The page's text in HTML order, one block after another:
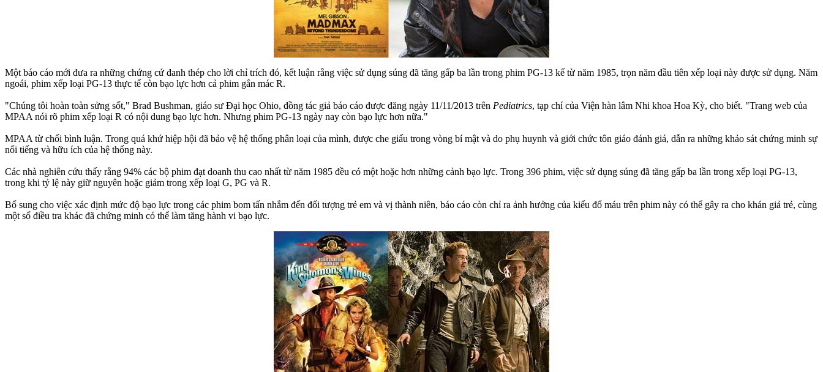
Một báo cáo mới đưa ra những chứng cứ đanh thép cho lời chỉ trích đó, kết luận rằng việc sử dụng súng đã tăng gấp ba lần trong phim PG-13 kể từ năm 1985, trọn năm đầu tiên xếp loại này được sử dụng. Năm
ngoái, phim xếp loại PG-13 thực tế còn bạo lực hơn cả phim gắn mác R.
"Chúng tôi hoàn toàn sửng sốt," Brad Bushman, giáo sư Đại học Ohio, đồng tác giả báo cáo được đăng ngày 11/11/2013 trên Pediatrics, tạp chí của Viện hàn lâm Nhi khoa Hoa Kỳ, cho biết. "Trang web của
MPAA nói rõ phim xếp loại R có nội dung bạo lực hơn. Nhưng phim PG-13 ngày nay còn bạo lực hơn nữa."
MPAA từ chối bình luận. Trong quá khứ hiệp hội đã bảo vệ hệ thống phân loại của mình, được che giấu trong vòng bí mật và do phụ huynh và giới chức tôn giáo đánh giá, dẫn ra những khảo sát chứng minh sự
nổi tiếng và hữu ích của hệ thống này.
Các nhà nghiên cứu thấy rằng 94% các bộ phim đạt doanh thu cao nhất từ năm 1985 đều có một hoặc hơn những cảnh bạo lực. Trong 396 phim, việc sử dụng súng đã tăng gấp ba lần trong xếp loại PG-13,
trong khi tỷ lệ này giữ nguyên hoặc giảm trong xếp loại G, PG và R.
Bổ sung cho việc xác định mức độ bạo lực trong các phim bom tấn nhắm đến đối tượng trẻ em và vị thành niên, báo cáo còn chỉ ra ảnh hưởng của kiểu đổ máu trên phim này có thể gây ra cho khán giả trẻ, cùng
một số điều tra khác đã chứng minh có thể làm tăng hành vi bạo lực.